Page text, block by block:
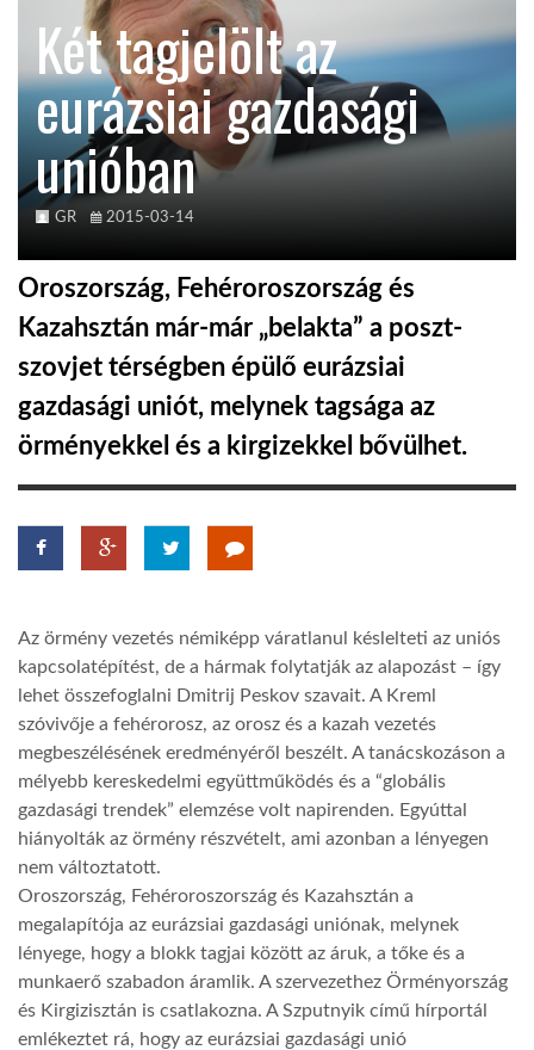
GLOBOTV
AFRIKA TUDÁSTÁR
A NAP SZÉPE
LINKTR.EE
GLOBOZSARU
DOBRAVERO.HU
LATIMO.HU
Két tagjelölt az
eurázsiai gazdasági
unióban
GR 2015-03-14
Oroszország, Fehéroroszország és
Kazahsztán már-már „belakta” a poszt-
szovjet térségben épülő eurázsiai
gazdasági uniót, melynek tagsága az
örményekkel és a kirgizekkel bővülhet.
Az örmény vezetés némiképp váratlanul késlelteti az uniós
kapcsolatépítést, de a hármak folytatják az alapozást – így
lehet összefoglalni Dmitrij Peskov szavait. A Kreml
szóvivője a fehérorosz, az orosz és a kazah vezetés
megbeszélésének eredményéről beszélt. A tanácskozáson a
mélyebb kereskedelmi együttműködés és a “globális
gazdasági trendek” elemzése volt napirenden. Egyúttal
hiányolták az örmény részvételt, ami azonban a lényegen
nem változtatott.
Oroszország, Fehéroroszország és Kazahsztán a
megalapítója az eurázsiai gazdasági uniónak, melynek
lényege, hogy a blokk tagjai között az áruk, a tőke és a
munkaerő szabadon áramlik. A szervezethez Örményország
és Kirgizisztán is csatlakozna. A Szputnyik című hírportál
emlékeztet rá, hogy az eurázsiai gazdasági unió